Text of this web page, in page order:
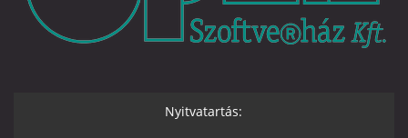
Nyitvatartás: